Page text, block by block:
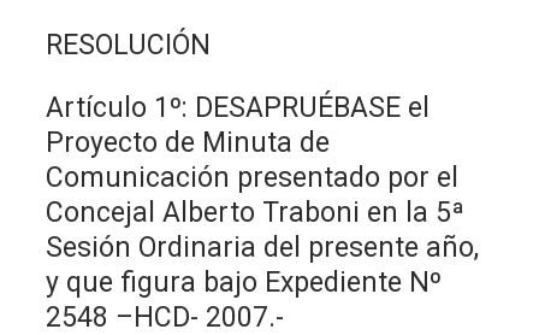
RESOLUCIÓN
Artículo 1º: DESAPRUÉBASE el
Proyecto de Minuta de
Comunicación presentado por el
Concejal Alberto Traboni en la 5ª
Sesión Ordinaria del presente año,
y que figura bajo Expediente Nº
2548 –HCD- 2007.-